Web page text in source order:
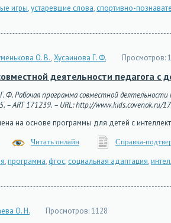
игры,устаревшие слова, спортивно-
О. В.,Хусаинова Г. Ф. Просмотров:
деятельности педагога с
Ф. Рабочая программа совместной
– ART 171239. – URL: http://www.kids.covenok.ru/
на основе программы для детей с
Читать онлайн Справка-
,программа, фгос, социальная адаптация,
О. Н. Просмотров:1128